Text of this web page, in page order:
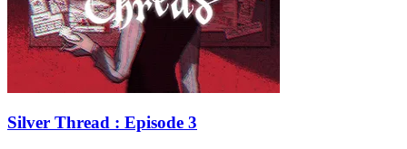
Silver Thread : Episode 3